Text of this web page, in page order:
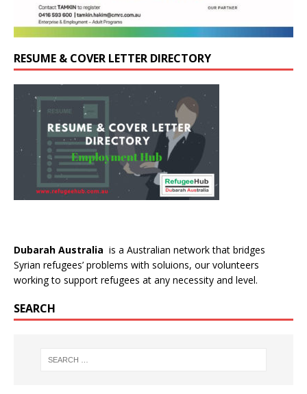
RESUME & COVER LETTER DIRECTORY
Dubarah Australia is a Australian network that bridges
Syrian refugees’ problems with soluions, our volunteers
working to support refugees at any necessity and level.
SEARCH